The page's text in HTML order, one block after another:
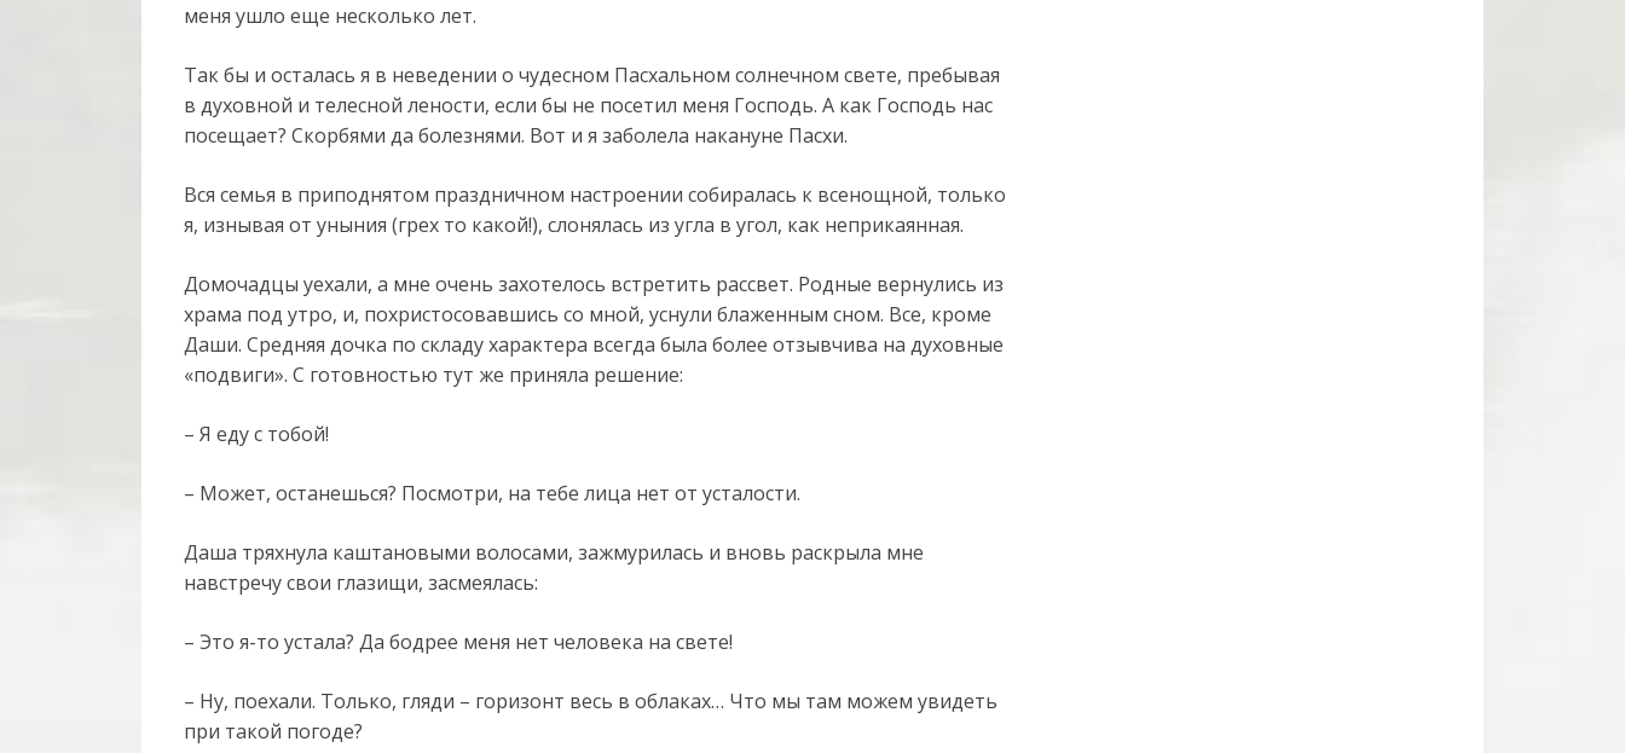
меня ушло еще несколько лет.
Так бы и осталась я в неведении о чудесном Пасхальном солнечном свете, пребывая
в духовной и телесной лености, если бы не посетил меня Господь. А как Господь нас
посещает? Скорбями да болезнями. Вот и я заболела накануне Пасхи.
Вся семья в приподнятом праздничном настроении собиралась к всенощной, только
я, изнывая от уныния (грех то какой!), слонялась из угла в угол, как неприкаянная.
Домочадцы уехали, а мне очень захотелось встретить рассвет. Родные вернулись из
храма под утро, и, похристосовавшись со мной, уснули блаженным сном. Все, кроме
Даши. Средняя дочка по складу характера всегда была более отзывчива на духовные
«подвиги». С готовностью тут же приняла решение:
– Я еду с тобой!
– Может, останешься? Посмотри, на тебе лица нет от усталости.
Даша тряхнула каштановыми волосами, зажмурилась и вновь раскрыла мне
навстречу свои глазищи, засмеялась:
– Это я-то устала? Да бодрее меня нет человека на свете!
– Ну, поехали. Только, гляди – горизонт весь в облаках… Что мы там можем увидеть
при такой погоде?